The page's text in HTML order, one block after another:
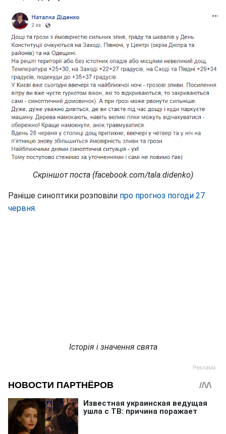
Скріншот поста (facebook.com/tala.didenko)
Раніше синоптики розповіли про прогноз погоди 27
червня.
Історія і значення свята